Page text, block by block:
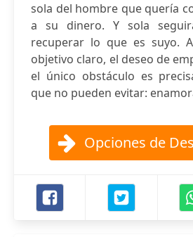
sola del hombre que quería
a su dinero. Y sola
recuperar lo que es suyo.
objetivo claro, el deseo de
el único obstáculo es
que no pueden evitar:
Opciones de